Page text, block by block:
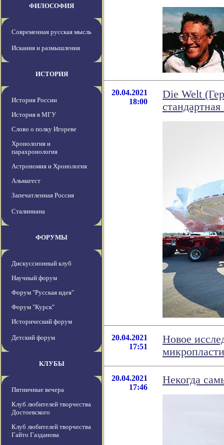
ФИЛОСОФИЯ
Современная русская мысль
Искания и размышления
ИСТОРИЯ
История России
История в МГУ
Слово о полку Игореве
Хронология и
парахронология
Астрономия и Хронология
Альмагест
Запечатленная Россия
Сталиниана
ФОРУМЫ
Дискуссионный клуб
Научный форум
Форум "Русская идея"
Форум "Курск"
Исторический форум
Детский форум
КЛУБЫ
Пятничные вечера
Клуб любителей творчества
Достоевского
Клуб любителей творчества
Гайто Газданова
20.04.2021
18:00
Die Welt
20.04.2021
17:51
Новое
20.04.2021
17:46
Некогда